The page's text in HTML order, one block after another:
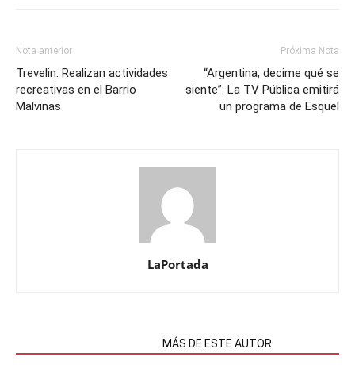
Nota anterior
Trevelin: Realizan actividades
recreativas en el Barrio
Malvinas
Próxima Nota
“Argentina, decime qué se
siente”: La TV Pública emitirá
un programa de Esquel
LaPortada
MÁS DE ESTE AUTOR